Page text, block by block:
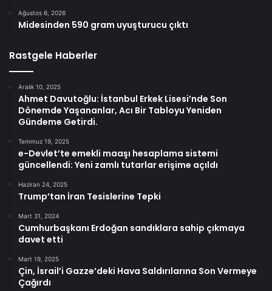
Ağustos 6, 2026
Midesinden 590 gram uyuşturucu çıktı
Rastgele Haberler
Aralık 10, 2025
Ahmet Davutoğlu: İstanbul Erkek Lisesi’nde Son
Dönemde Yaşananlar, Acı Bir Tabloyu Yeniden
Gündeme Getirdi.
Temmuz 19, 2025
e-Devlet’te emekli maaşı hesaplama sistemi
güncellendi: Yeni zamlı tutarlar erişime açıldı
Haziran 24, 2025
Trump’tan İran Tesislerine Tepki
Mart 31, 2024
Cumhurbaşkanı Erdoğan sandıklara sahip çıkmaya
davet etti
Mart 19, 2025
Çin, İsrail’i Gazze’deki Hava Saldırılarına Son Vermeye
Çağırdı